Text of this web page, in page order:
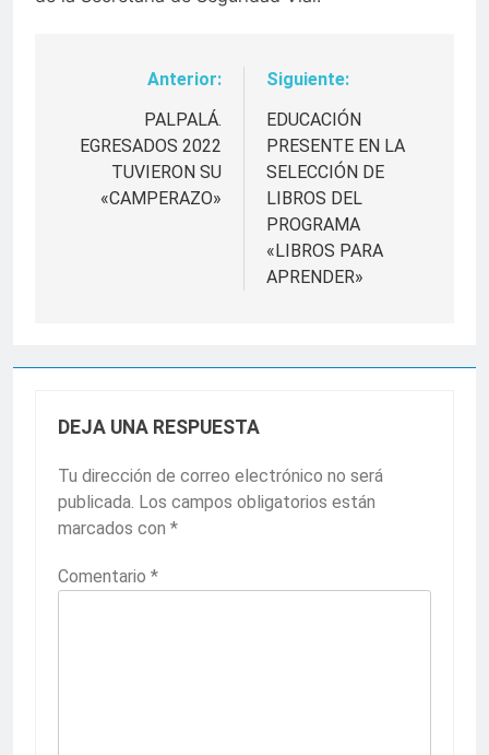
Navegación
entradas
Anterior:
PALPALÁ.
EGRESADOS 2022
TUVIERON SU
«CAMPERAZO»
Siguiente:
EDUCACIÓN
PRESENTE EN LA
SELECCIÓN DE
LIBROS DEL
PROGRAMA
«LIBROS PARA
APRENDER»
DEJA UNA RESPUESTA
Tu dirección de correo electrónico no será
publicada. Los campos obligatorios están
marcados con *
Comentario *